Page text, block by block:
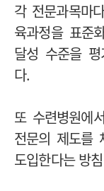
각 전문과목마
육과정을 표준
달성 수준을
다.
또 수련병원에
전문의 제도를
도입한다는 방